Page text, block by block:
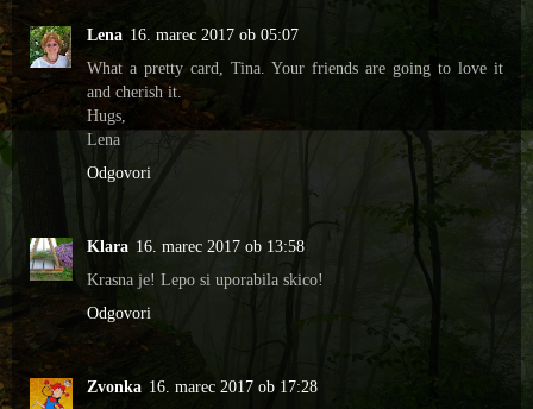
Lena 16. marec 2017 ob 05:07
What a pretty card, Tina. Your friends are going to love it
and cherish it.
Hugs,
Lena
Odgovori
Klara 16. marec 2017 ob 13:58
Krasna je! Lepo si uporabila skico!
Odgovori
Zvonka 16. marec 2017 ob 17:28